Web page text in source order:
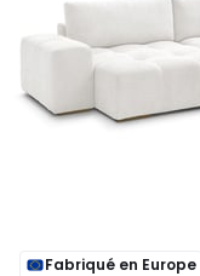
Fabriqué en Europe